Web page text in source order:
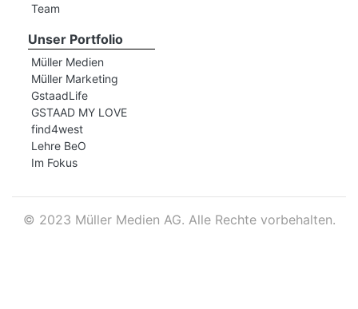
Team
Unser Portfolio
Müller Medien
Müller Marketing
GstaadLife
GSTAAD MY LOVE
find4west
Lehre BeO
Im Fokus
© 2023 Müller Medien AG. Alle Rechte vorbehalten.